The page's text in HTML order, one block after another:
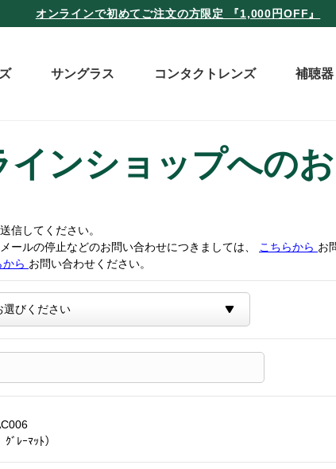
オンラインで初めてご注文の方限定 『1,000円OFF』
サングラス コンタクトレンズ 補聴器
インショップへの
信してください。
ルの停止などのお問い合わせにつきましては、
こちらから お
ら お問い合わせください。
ﾚｰﾏｯﾄ）